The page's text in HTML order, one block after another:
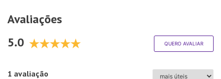
Avaliações
5.0
QUERO AVALIAR
1 avaliação